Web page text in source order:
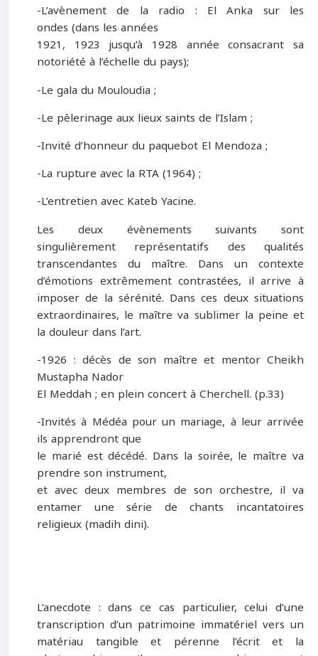
-L’avènement de la radio : El Anka sur les
ondes (dans les années
1921, 1923 jusqu’à 1928 année consacrant sa
notoriété à l’échelle du pays);
-Le gala du Mouloudia ;
-Le pèlerinage aux lieux saints de l’Islam ;
-Invité d’honneur du paquebot El Mendoza ;
-La rupture avec la RTA (1964) ;
-L’entretien avec Kateb Yacine.
Les deux évènements suivants sont
singulièrement représentatifs des qualités
transcendantes du maître. Dans un contexte
d’émotions extrêmement contrastées, il arrive à
imposer de la sérénité. Dans ces deux situations
extraordinaires, le maître va sublimer la peine et
la douleur dans l’art.
-1926 : décès de son maître et mentor Cheikh
Mustapha Nador
El Meddah ; en plein concert à Cherchell. (p.33)
-Invités à Médéa pour un mariage, à leur arrivée
ils apprendront que
le marié est décédé. Dans la soirée, le maître va
prendre son instrument,
et avec deux membres de son orchestre, il va
entamer une série de chants incantatoires
religieux (madih dini).
L’anecdote : dans ce cas particulier, celui d’une
transcription d’un patrimoine immatériel vers un
matériau tangible et pérenne l’écrit et la